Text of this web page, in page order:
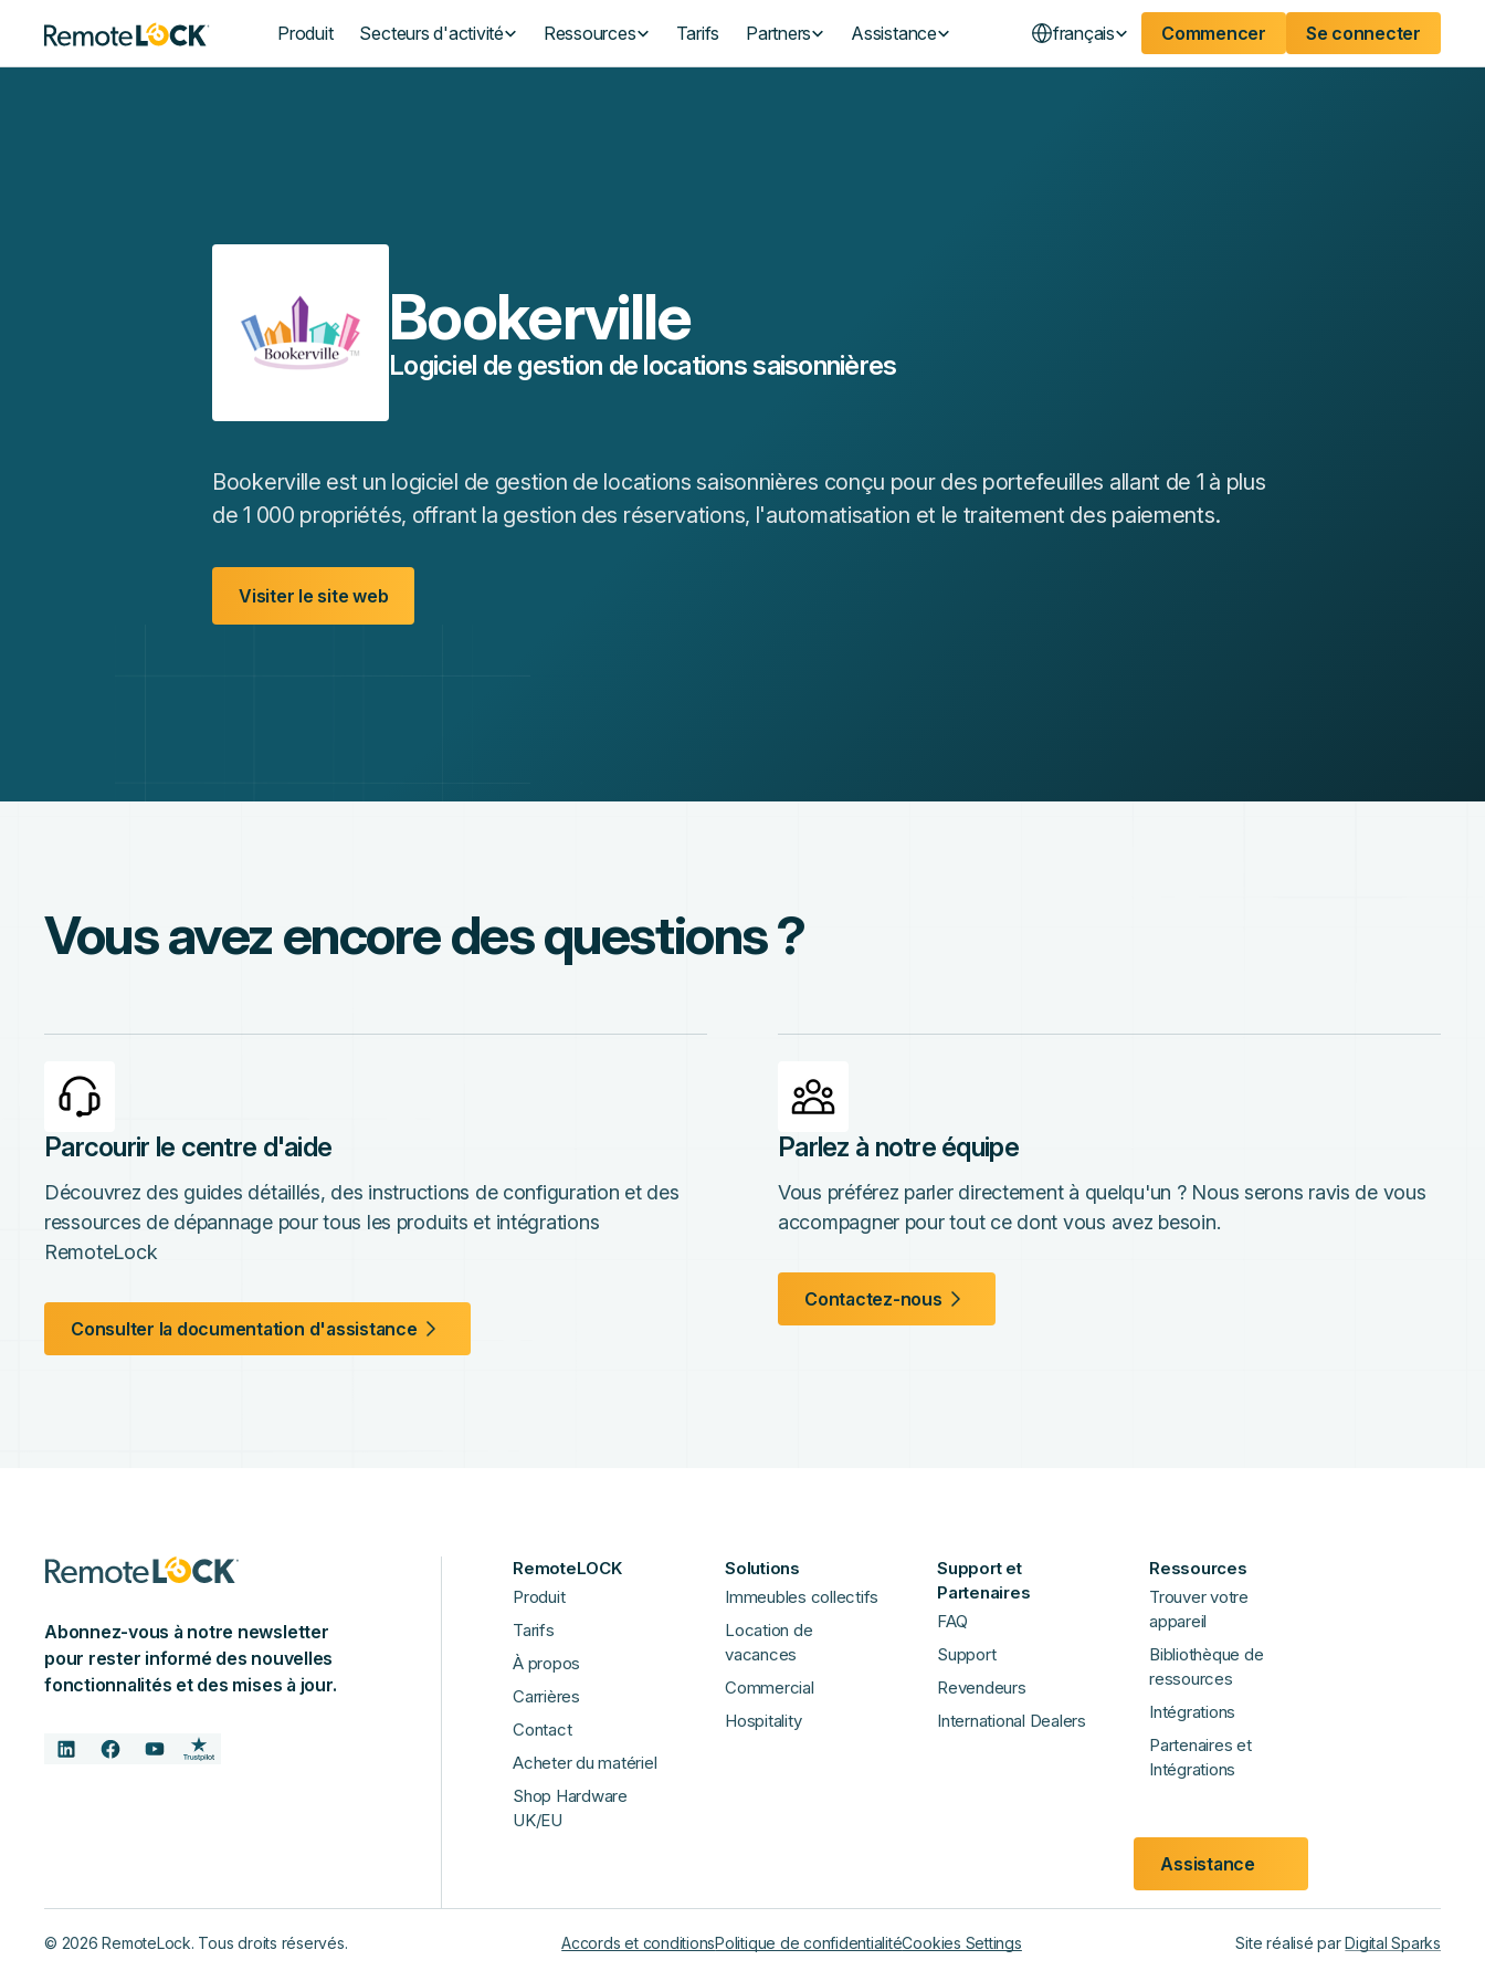
Page
d'accueil
Produit Secteurs d'activité Ressources Tarifs Partners Assistance français Commencer Se connecter
Bookerville
Logiciel de gestion de locations saisonnières
Bookerville est un logiciel de gestion de locations saisonnières conçu pour des portefeuilles allant de 1 à plus
de 1 000 propriétés, offrant la gestion des réservations, l'automatisation et le traitement des paiements.
Visiter le site web
Vous avez encore des questions ?
Parcourir le centre d'aide
Découvrez des guides détaillés, des instructions de configuration et des
ressources de dépannage pour tous les produits et intégrations
RemoteLock
Consulter la documentation d'assistance
Parlez à notre équipe
Vous préférez parler directement à quelqu'un ? Nous serons ravis de vous
accompagner pour tout ce dont vous avez besoin.
Contactez-nous
Abonnez-vous à notre newsletter
pour rester informé des nouvelles
fonctionnalités et des mises à jour.
RemoteLOCK
Produit
Tarifs
À propos
Carrières
Contact
Acheter du matériel
Shop Hardware
UK/EU
Solutions
Immeubles collectifs
Location de
vacances
Commercial
Hospitality
Support et
Partenaires
FAQ
Support
Revendeurs
International Dealers
Ressources
Trouver votre
appareil
Bibliothèque de
ressources
Intégrations
Partenaires et
Intégrations
Assistance
© 2026 RemoteLock. Tous droits réservés. Accords et conditionsPolitique de confidentialitéCookies Settings Site réalisé parDigital Sparks